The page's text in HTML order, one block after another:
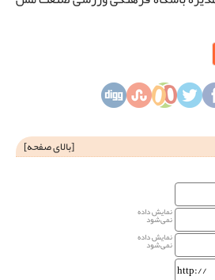
[بالای صفحه]
نمایش داده
نمی‌شود
نمایش داده
نمی‌شود